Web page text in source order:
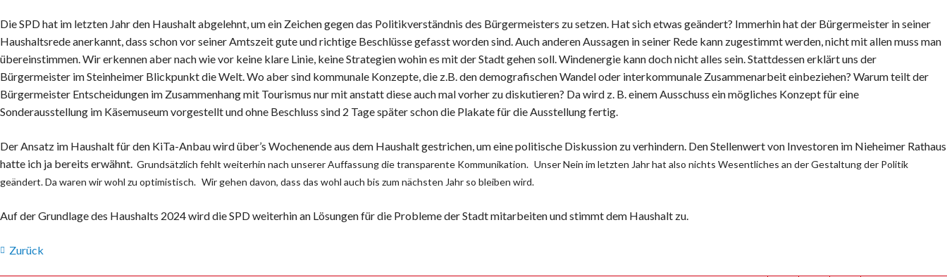
Die SPD hat im letzten Jahr den Haushalt abgelehnt, um ein Zeichen gegen das Politikverständnis des Bürgermeisters zu setzen. Hat sich etwas geändert? Immerhin hat der Bürgermeister in seiner
Haushaltsrede anerkannt, dass schon vor seiner Amtszeit gute und richtige Beschlüsse gefasst worden sind. Auch anderen Aussagen in seiner Rede kann zugestimmt werden, nicht mit allen muss man
übereinstimmen. Wir erkennen aber nach wie vor keine klare Linie, keine Strategien wohin es mit der Stadt gehen soll. Windenergie kann doch nicht alles sein. Stattdessen erklärt uns der
Bürgermeister im Steinheimer Blickpunkt die Welt. Wo aber sind kommunale Konzepte, die z.B. den demografischen Wandel oder interkommunale Zusammenarbeit einbeziehen? Warum teilt der
Bürgermeister Entscheidungen im Zusammenhang mit Tourismus nur mit anstatt diese auch mal vorher zu diskutieren? Da wird z. B. einem Ausschuss ein mögliches Konzept für eine
Sonderausstellung im Käsemuseum vorgestellt und ohne Beschluss sind 2 Tage später schon die Plakate für die Ausstellung fertig.
Der Ansatz im Haushalt für den KiTa-Anbau wird über’s Wochenende aus dem Haushalt gestrichen, um eine politische Diskussion zu verhindern. Den Stellenwert von Investoren im Nieheimer Rathaus
hatte ich ja bereits erwähnt. Grundsätzlich fehlt weiterhin nach unserer Auffassung die transparente Kommunikation. Unser Nein im letzten Jahr hat also nichts Wesentliches an der Gestaltung der Politik
geändert. Da waren wir wohl zu optimistisch. Wir gehen davon, dass das wohl auch bis zum nächsten Jahr so bleiben wird.
Auf der Grundlage des Haushalts 2024 wird die SPD weiterhin an Lösungen für die Probleme der Stadt mitarbeiten und stimmt dem Haushalt zu.
Zurück